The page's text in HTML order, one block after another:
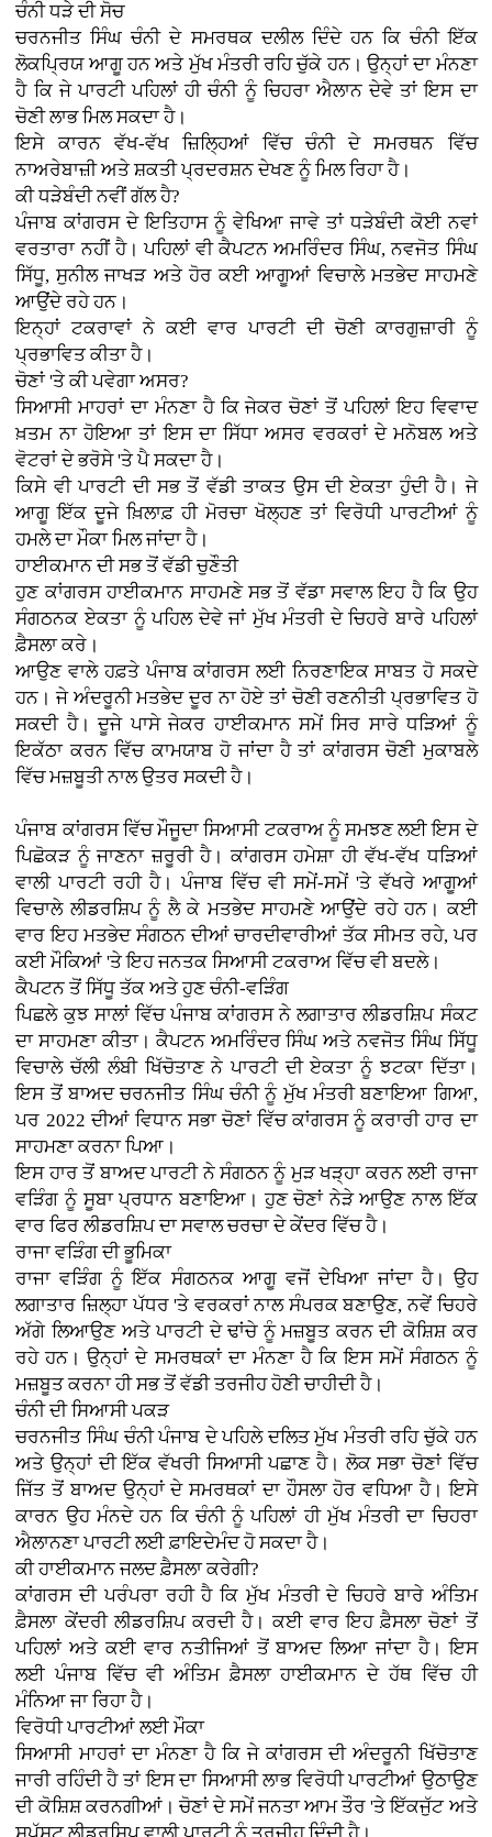
ਚੰਨੀ ਧੜੇ ਦੀ ਸੋਚ
ਚਰਨਜੀਤ ਸਿੰਘ ਚੰਨੀ ਦੇ ਸਮਰਥਕ ਦਲੀਲ ਦਿੰਦੇ ਹਨ ਕਿ ਚੰਨੀ ਇੱਕ
ਲੋਕਪ੍ਰਿਯ ਆਗੂ ਹਨ ਅਤੇ ਮੁੱਖ ਮੰਤਰੀ ਰਹਿ ਚੁੱਕੇ ਹਨ। ਉਨ੍ਹਾਂ ਦਾ ਮੰਨਣਾ
ਹੈ ਕਿ ਜੇ ਪਾਰਟੀ ਪਹਿਲਾਂ ਹੀ ਚੰਨੀ ਨੂੰ ਚਿਹਰਾ ਐਲਾਨ ਦੇਵੇ ਤਾਂ ਇਸ ਦਾ
ਚੋਣੀ ਲਾਭ ਮਿਲ ਸਕਦਾ ਹੈ।
ਇਸੇ ਕਾਰਨ ਵੱਖ-ਵੱਖ ਜ਼ਿਲ੍ਹਿਆਂ ਵਿੱਚ ਚੰਨੀ ਦੇ ਸਮਰਥਨ ਵਿੱਚ
ਨਾਅਰੇਬਾਜ਼ੀ ਅਤੇ ਸ਼ਕਤੀ ਪ੍ਰਦਰਸ਼ਨ ਦੇਖਣ ਨੂੰ ਮਿਲ ਰਿਹਾ ਹੈ।
ਕੀ ਧੜੇਬੰਦੀ ਨਵੀਂ ਗੱਲ ਹੈ?
ਪੰਜਾਬ ਕਾਂਗਰਸ ਦੇ ਇਤਿਹਾਸ ਨੂੰ ਵੇਖਿਆ ਜਾਵੇ ਤਾਂ ਧੜੇਬੰਦੀ ਕੋਈ ਨਵਾਂ
ਵਰਤਾਰਾ ਨਹੀਂ ਹੈ। ਪਹਿਲਾਂ ਵੀ ਕੈਪਟਨ ਅਮਰਿੰਦਰ ਸਿੰਘ, ਨਵਜੋਤ ਸਿੰਘ
ਸਿੱਧੂ, ਸੁਨੀਲ ਜਾਖੜ ਅਤੇ ਹੋਰ ਕਈ ਆਗੂਆਂ ਵਿਚਾਲੇ ਮਤਭੇਦ ਸਾਹਮਣੇ
ਆਉਂਦੇ ਰਹੇ ਹਨ।
ਇਨ੍ਹਾਂ ਟਕਰਾਵਾਂ ਨੇ ਕਈ ਵਾਰ ਪਾਰਟੀ ਦੀ ਚੋਣੀ ਕਾਰਗੁਜ਼ਾਰੀ ਨੂੰ
ਪ੍ਰਭਾਵਿਤ ਕੀਤਾ ਹੈ।
ਚੋਣਾਂ 'ਤੇ ਕੀ ਪਵੇਗਾ ਅਸਰ?
ਸਿਆਸੀ ਮਾਹਰਾਂ ਦਾ ਮੰਨਣਾ ਹੈ ਕਿ ਜੇਕਰ ਚੋਣਾਂ ਤੋਂ ਪਹਿਲਾਂ ਇਹ ਵਿਵਾਦ
ਖ਼ਤਮ ਨਾ ਹੋਇਆ ਤਾਂ ਇਸ ਦਾ ਸਿੱਧਾ ਅਸਰ ਵਰਕਰਾਂ ਦੇ ਮਨੋਬਲ ਅਤੇ
ਵੋਟਰਾਂ ਦੇ ਭਰੋਸੇ 'ਤੇ ਪੈ ਸਕਦਾ ਹੈ।
ਕਿਸੇ ਵੀ ਪਾਰਟੀ ਦੀ ਸਭ ਤੋਂ ਵੱਡੀ ਤਾਕਤ ਉਸ ਦੀ ਏਕਤਾ ਹੁੰਦੀ ਹੈ। ਜੇ
ਆਗੂ ਇੱਕ ਦੂਜੇ ਖ਼ਿਲਾਫ਼ ਹੀ ਮੋਰਚਾ ਖੋਲ੍ਹਣ ਤਾਂ ਵਿਰੋਧੀ ਪਾਰਟੀਆਂ ਨੂੰ
ਹਮਲੇ ਦਾ ਮੌਕਾ ਮਿਲ ਜਾਂਦਾ ਹੈ।
ਹਾਈਕਮਾਨ ਦੀ ਸਭ ਤੋਂ ਵੱਡੀ ਚੁਣੌਤੀ
ਹੁਣ ਕਾਂਗਰਸ ਹਾਈਕਮਾਨ ਸਾਹਮਣੇ ਸਭ ਤੋਂ ਵੱਡਾ ਸਵਾਲ ਇਹ ਹੈ ਕਿ ਉਹ
ਸੰਗਠਨਕ ਏਕਤਾ ਨੂੰ ਪਹਿਲ ਦੇਵੇ ਜਾਂ ਮੁੱਖ ਮੰਤਰੀ ਦੇ ਚਿਹਰੇ ਬਾਰੇ ਪਹਿਲਾਂ
ਫ਼ੈਸਲਾ ਕਰੇ।
ਆਉਣ ਵਾਲੇ ਹਫ਼ਤੇ ਪੰਜਾਬ ਕਾਂਗਰਸ ਲਈ ਨਿਰਣਾਇਕ ਸਾਬਤ ਹੋ ਸਕਦੇ
ਹਨ। ਜੇ ਅੰਦਰੂਨੀ ਮਤਭੇਦ ਦੂਰ ਨਾ ਹੋਏ ਤਾਂ ਚੋਣੀ ਰਣਨੀਤੀ ਪ੍ਰਭਾਵਿਤ ਹੋ
ਸਕਦੀ ਹੈ। ਦੂਜੇ ਪਾਸੇ ਜੇਕਰ ਹਾਈਕਮਾਨ ਸਮੇਂ ਸਿਰ ਸਾਰੇ ਧੜਿਆਂ ਨੂੰ
ਇਕੱਠਾ ਕਰਨ ਵਿੱਚ ਕਾਮਯਾਬ ਹੋ ਜਾਂਦਾ ਹੈ ਤਾਂ ਕਾਂਗਰਸ ਚੋਣੀ ਮੁਕਾਬਲੇ
ਵਿੱਚ ਮਜ਼ਬੂਤੀ ਨਾਲ ਉਤਰ ਸਕਦੀ ਹੈ।
ਪੰਜਾਬ ਕਾਂਗਰਸ ਵਿੱਚ ਮੌਜੂਦਾ ਸਿਆਸੀ ਟਕਰਾਅ ਨੂੰ ਸਮਝਣ ਲਈ ਇਸ ਦੇ
ਪਿਛੋਕੜ ਨੂੰ ਜਾਣਨਾ ਜ਼ਰੂਰੀ ਹੈ। ਕਾਂਗਰਸ ਹਮੇਸ਼ਾ ਹੀ ਵੱਖ-ਵੱਖ ਧੜਿਆਂ
ਵਾਲੀ ਪਾਰਟੀ ਰਹੀ ਹੈ। ਪੰਜਾਬ ਵਿੱਚ ਵੀ ਸਮੇਂ-ਸਮੇਂ 'ਤੇ ਵੱਖਰੇ ਆਗੂਆਂ
ਵਿਚਾਲੇ ਲੀਡਰਸ਼ਿਪ ਨੂੰ ਲੈ ਕੇ ਮਤਭੇਦ ਸਾਹਮਣੇ ਆਉਂਦੇ ਰਹੇ ਹਨ। ਕਈ
ਵਾਰ ਇਹ ਮਤਭੇਦ ਸੰਗਠਨ ਦੀਆਂ ਚਾਰਦੀਵਾਰੀਆਂ ਤੱਕ ਸੀਮਤ ਰਹੇ, ਪਰ
ਕਈ ਮੌਕਿਆਂ 'ਤੇ ਇਹ ਜਨਤਕ ਸਿਆਸੀ ਟਕਰਾਅ ਵਿੱਚ ਵੀ ਬਦਲੇ।
ਕੈਪਟਨ ਤੋਂ ਸਿੱਧੂ ਤੱਕ ਅਤੇ ਹੁਣ ਚੰਨੀ-ਵੜਿੰਗ
ਪਿਛਲੇ ਕੁਝ ਸਾਲਾਂ ਵਿੱਚ ਪੰਜਾਬ ਕਾਂਗਰਸ ਨੇ ਲਗਾਤਾਰ ਲੀਡਰਸ਼ਿਪ ਸੰਕਟ
ਦਾ ਸਾਹਮਣਾ ਕੀਤਾ। ਕੈਪਟਨ ਅਮਰਿੰਦਰ ਸਿੰਘ ਅਤੇ ਨਵਜੋਤ ਸਿੰਘ ਸਿੱਧੂ
ਵਿਚਾਲੇ ਚੱਲੀ ਲੰਬੀ ਖਿੱਚੋਤਾਣ ਨੇ ਪਾਰਟੀ ਦੀ ਏਕਤਾ ਨੂੰ ਝਟਕਾ ਦਿੱਤਾ।
ਇਸ ਤੋਂ ਬਾਅਦ ਚਰਨਜੀਤ ਸਿੰਘ ਚੰਨੀ ਨੂੰ ਮੁੱਖ ਮੰਤਰੀ ਬਣਾਇਆ ਗਿਆ,
ਪਰ 2022 ਦੀਆਂ ਵਿਧਾਨ ਸਭਾ ਚੋਣਾਂ ਵਿੱਚ ਕਾਂਗਰਸ ਨੂੰ ਕਰਾਰੀ ਹਾਰ ਦਾ
ਸਾਹਮਣਾ ਕਰਨਾ ਪਿਆ।
ਇਸ ਹਾਰ ਤੋਂ ਬਾਅਦ ਪਾਰਟੀ ਨੇ ਸੰਗਠਨ ਨੂੰ ਮੁੜ ਖੜ੍ਹਾ ਕਰਨ ਲਈ ਰਾਜਾ
ਵੜਿੰਗ ਨੂੰ ਸੂਬਾ ਪ੍ਰਧਾਨ ਬਣਾਇਆ। ਹੁਣ ਚੋਣਾਂ ਨੇੜੇ ਆਉਣ ਨਾਲ ਇੱਕ
ਵਾਰ ਫਿਰ ਲੀਡਰਸ਼ਿਪ ਦਾ ਸਵਾਲ ਚਰਚਾ ਦੇ ਕੇਂਦਰ ਵਿੱਚ ਹੈ।
ਰਾਜਾ ਵੜਿੰਗ ਦੀ ਭੂਮਿਕਾ
ਰਾਜਾ ਵੜਿੰਗ ਨੂੰ ਇੱਕ ਸੰਗਠਨਕ ਆਗੂ ਵਜੋਂ ਦੇਖਿਆ ਜਾਂਦਾ ਹੈ। ਉਹ
ਲਗਾਤਾਰ ਜ਼ਿਲ੍ਹਾ ਪੱਧਰ 'ਤੇ ਵਰਕਰਾਂ ਨਾਲ ਸੰਪਰਕ ਬਣਾਉਣ, ਨਵੇਂ ਚਿਹਰੇ
ਅੱਗੇ ਲਿਆਉਣ ਅਤੇ ਪਾਰਟੀ ਦੇ ਢਾਂਚੇ ਨੂੰ ਮਜ਼ਬੂਤ ਕਰਨ ਦੀ ਕੋਸ਼ਿਸ਼ ਕਰ
ਰਹੇ ਹਨ। ਉਨ੍ਹਾਂ ਦੇ ਸਮਰਥਕਾਂ ਦਾ ਮੰਨਣਾ ਹੈ ਕਿ ਇਸ ਸਮੇਂ ਸੰਗਠਨ ਨੂੰ
ਮਜ਼ਬੂਤ ਕਰਨਾ ਹੀ ਸਭ ਤੋਂ ਵੱਡੀ ਤਰਜੀਹ ਹੋਣੀ ਚਾਹੀਦੀ ਹੈ।
ਚੰਨੀ ਦੀ ਸਿਆਸੀ ਪਕੜ
ਚਰਨਜੀਤ ਸਿੰਘ ਚੰਨੀ ਪੰਜਾਬ ਦੇ ਪਹਿਲੇ ਦਲਿਤ ਮੁੱਖ ਮੰਤਰੀ ਰਹਿ ਚੁੱਕੇ ਹਨ
ਅਤੇ ਉਨ੍ਹਾਂ ਦੀ ਇੱਕ ਵੱਖਰੀ ਸਿਆਸੀ ਪਛਾਣ ਹੈ। ਲੋਕ ਸਭਾ ਚੋਣਾਂ ਵਿੱਚ
ਜਿੱਤ ਤੋਂ ਬਾਅਦ ਉਨ੍ਹਾਂ ਦੇ ਸਮਰਥਕਾਂ ਦਾ ਹੌਸਲਾ ਹੋਰ ਵਧਿਆ ਹੈ। ਇਸੇ
ਕਾਰਨ ਉਹ ਮੰਨਦੇ ਹਨ ਕਿ ਚੰਨੀ ਨੂੰ ਪਹਿਲਾਂ ਹੀ ਮੁੱਖ ਮੰਤਰੀ ਦਾ ਚਿਹਰਾ
ਐਲਾਨਣਾ ਪਾਰਟੀ ਲਈ ਫ਼ਾਇਦੇਮੰਦ ਹੋ ਸਕਦਾ ਹੈ।
ਕੀ ਹਾਈਕਮਾਨ ਜਲਦ ਫ਼ੈਸਲਾ ਕਰੇਗੀ?
ਕਾਂਗਰਸ ਦੀ ਪਰੰਪਰਾ ਰਹੀ ਹੈ ਕਿ ਮੁੱਖ ਮੰਤਰੀ ਦੇ ਚਿਹਰੇ ਬਾਰੇ ਅੰਤਿਮ
ਫ਼ੈਸਲਾ ਕੇਂਦਰੀ ਲੀਡਰਸ਼ਿਪ ਕਰਦੀ ਹੈ। ਕਈ ਵਾਰ ਇਹ ਫ਼ੈਸਲਾ ਚੋਣਾਂ ਤੋਂ
ਪਹਿਲਾਂ ਅਤੇ ਕਈ ਵਾਰ ਨਤੀਜਿਆਂ ਤੋਂ ਬਾਅਦ ਲਿਆ ਜਾਂਦਾ ਹੈ। ਇਸ
ਲਈ ਪੰਜਾਬ ਵਿੱਚ ਵੀ ਅੰਤਿਮ ਫ਼ੈਸਲਾ ਹਾਈਕਮਾਨ ਦੇ ਹੱਥ ਵਿੱਚ ਹੀ
ਮੰਨਿਆ ਜਾ ਰਿਹਾ ਹੈ।
ਵਿਰੋਧੀ ਪਾਰਟੀਆਂ ਲਈ ਮੌਕਾ
ਸਿਆਸੀ ਮਾਹਰਾਂ ਦਾ ਮੰਨਣਾ ਹੈ ਕਿ ਜੇ ਕਾਂਗਰਸ ਦੀ ਅੰਦਰੂਨੀ ਖਿੱਚੋਤਾਣ
ਜਾਰੀ ਰਹਿੰਦੀ ਹੈ ਤਾਂ ਇਸ ਦਾ ਸਿਆਸੀ ਲਾਭ ਵਿਰੋਧੀ ਪਾਰਟੀਆਂ ਉਠਾਉਣ
ਦੀ ਕੋਸ਼ਿਸ਼ ਕਰਨਗੀਆਂ। ਚੋਣਾਂ ਦੇ ਸਮੇਂ ਜਨਤਾ ਆਮ ਤੌਰ 'ਤੇ ਇੱਕਜੁੱਟ ਅਤੇ